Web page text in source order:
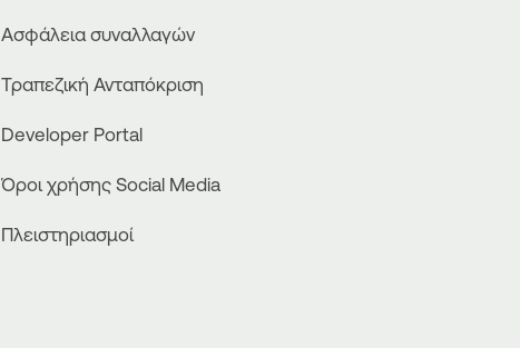
Ασφάλεια συναλλαγών
Τραπεζική Ανταπόκριση
Developer Portal
Όροι χρήσης Social Media
Πλειστηριασμοί